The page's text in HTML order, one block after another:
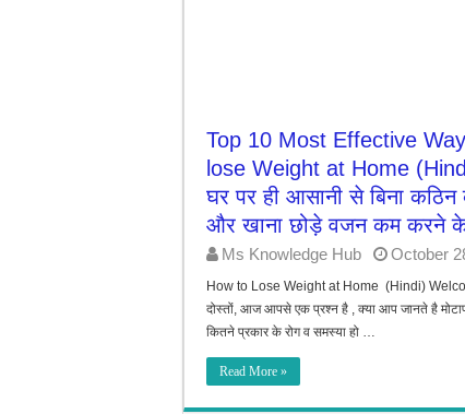
Top 10 Most Effective
lose Weight at Home
घर पर ही आसानी से बिना कठिन
और खाना छोड़े वजन कम करने
Ms Knowledge Hub October
How to Lose Weight at Home (Hindi)
दोस्तों, आज आपसे एक प्रश्न है , क्या आप जानते है
कितने प्रकार के रोग व समस्या हो …
Read More »